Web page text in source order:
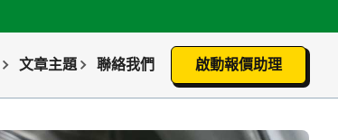
文章主題 聯絡我們 啟動報價助理